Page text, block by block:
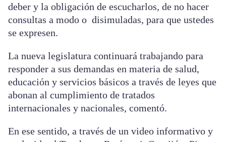
deber y la obligación de escucharlos, de no hacer
consultas a modo o disimuladas, para que ustedes
se expresen.
La nueva legislatura continuará trabajando para
responder a sus demandas en materia de salud,
educación y servicios básicos a través de leyes que
abonan al cumplimiento de tratados
internacionales y nacionales, comentó.
En ese sentido, a través de un video informativo y